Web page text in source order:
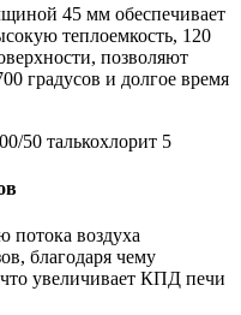
45 мм обеспечивает
теплоемкость, 120
позволяют
градусов и долгое время
потока воздуха
благодаря чему
увеличивает КПД печи